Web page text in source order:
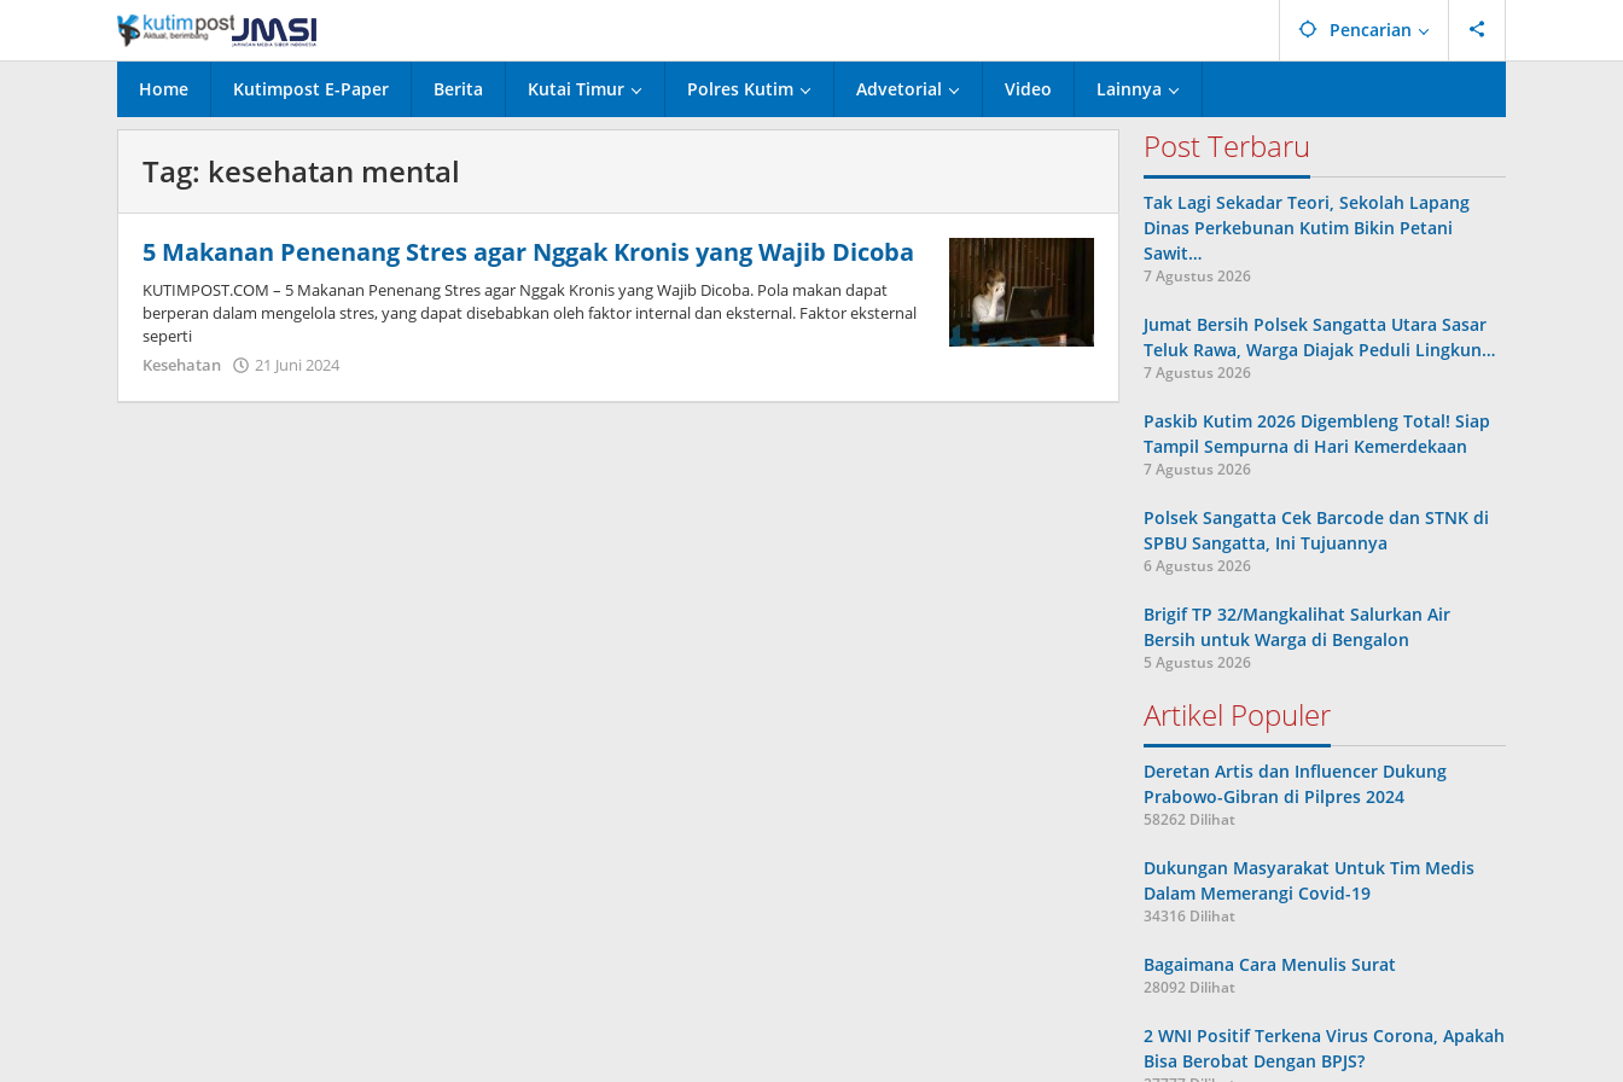
konten
Pencarian
Home Kutimpost E-Paper Berita Kutai Timur Polres Kutim Advetorial Video Lainnya
Tag: kesehatan mental
5 Makanan Penenang Stres agar Nggak Kronis yang Wajib Dicoba
KUTIMPOST.COM – 5 Makanan Penenang Stres agar Nggak Kronis yang Wajib Dicoba. Pola makan dapat
berperan dalam mengelola stres, yang dapat disebabkan oleh faktor internal dan eksternal. Faktor eksternal
seperti
Kesehatan
21 Juni 2024
Tiga
Post Terbaru
Tak Lagi Sekadar Teori, Sekolah Lapang
Dinas Perkebunan Kutim Bikin Petani
Sawit…
7 Agustus 2026
Jumat Bersih Polsek Sangatta Utara Sasar
Teluk Rawa, Warga Diajak Peduli Lingkun…
7 Agustus 2026
Paskib Kutim 2026 Digembleng Total! Siap
Tampil Sempurna di Hari Kemerdekaan
7 Agustus 2026
Polsek Sangatta Cek Barcode dan STNK di
SPBU Sangatta, Ini Tujuannya
6 Agustus 2026
Brigif TP 32/Mangkalihat Salurkan Air
Bersih untuk Warga di Bengalon
5 Agustus 2026
Artikel Populer
Deretan Artis dan Influencer Dukung
Prabowo-Gibran di Pilpres 2024
58262 Dilihat
Dukungan Masyarakat Untuk Tim Medis
Dalam Memerangi Covid-19
34316 Dilihat
Bagaimana Cara Menulis Surat
28092 Dilihat
2 WNI Positif Terkena Virus Corona, Apakah
Bisa Berobat Dengan BPJS?